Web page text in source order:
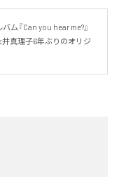
ム『Can you hear me?』
真理子6年ぶりのオリジ